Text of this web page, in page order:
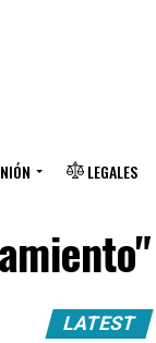
LEGALES
LATEST